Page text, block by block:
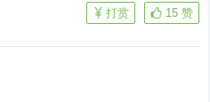
15 赞
打赏